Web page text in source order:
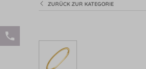
ZURÜCK ZUR KATEGORIE